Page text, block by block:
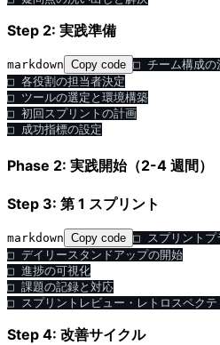
Step 2: 実践準備
markdown Copy code □ チーム構成の
□ 各役割の担当者決定
□ ツールの選定と環境構築
□ 初回スプリントの計画
Phase 2: 実践開始（2-4 週間）
Step 3: 第 1 スプリント
markdown Copy code □ スプリントプ
□ デイリースタンドアップの開始
□ 進捗の可視化
□ 課題の記録と対応
Step 4: 改善サイクル